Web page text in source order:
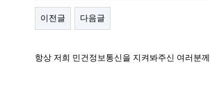
이전글 다음글
항상 저희 민건정보통신을 지켜봐주신 여러분